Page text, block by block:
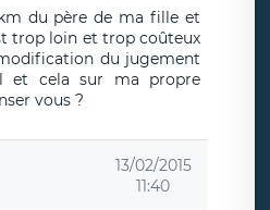
du père de ma fille et
trop loin et trop coûteux
du jugement
et cela sur ma propre
vous ?
13/02/2015
11:40